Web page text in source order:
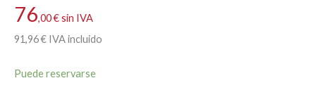
76,00€sin IVA
91,96€ IVA incluido
Puede reservarse